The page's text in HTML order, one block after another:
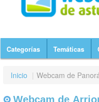
Categorías Temáticas
Inicio | Webcam de
Webcam de